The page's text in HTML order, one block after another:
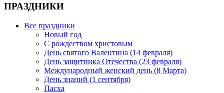
ПРАЗДНИКИ
Все праздники
Новый год
С рождеством христовым
День святого Валентина (14 февраля)
День защитника Отечества (23 февраля)
Международный женский день (8 Марта)
День знаний (1 сентября)
Пасха